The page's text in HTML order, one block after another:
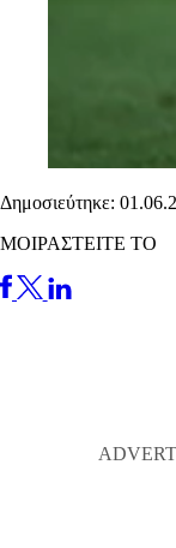
Δημοσιεύτηκε:
ΜΟΙΡΑΣΤΕΙΤΕ ΤΟ